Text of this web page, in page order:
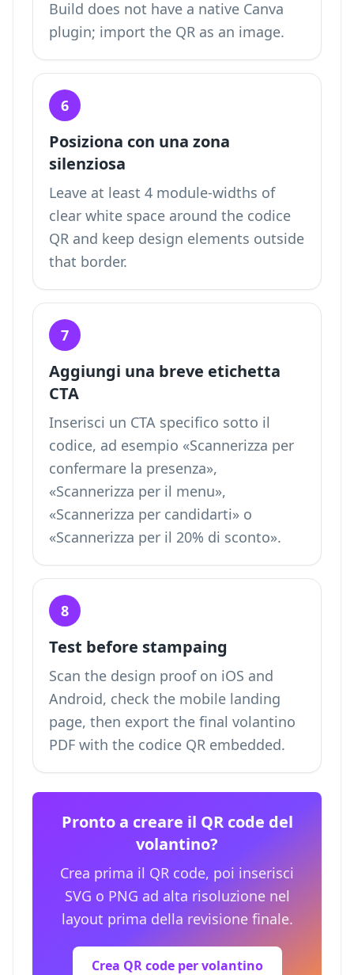
Build does not have a native Canva
plugin; import the QR as an image.
6
Posiziona con una zona
silenziosa
Leave at least 4 module-widths of
clear white space around the codice
QR and keep design elements outside
that border.
7
Aggiungi una breve etichetta
CTA
Inserisci un CTA specifico sotto il
codice, ad esempio «Scannerizza per
confermare la presenza»,
«Scannerizza per il menu»,
«Scannerizza per candidarti» o
«Scannerizza per il 20% di sconto».
8
Test before stampaing
Scan the design proof on iOS and
Android, check the mobile landing
page, then export the final volantino
PDF with the codice QR embedded.
Pronto a creare il QR code del
volantino?
Crea prima il QR code, poi inserisci
SVG o PNG ad alta risoluzione nel
layout prima della revisione finale.
Crea QR code per volantino